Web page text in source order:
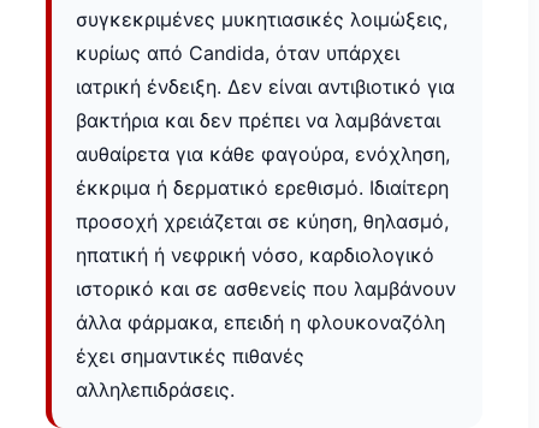
συγκεκριμένες μυκητιασικές λοιμώξεις,
κυρίως από Candida, όταν υπάρχει
ιατρική ένδειξη. Δεν είναι αντιβιοτικό για
βακτήρια και δεν πρέπει να λαμβάνεται
αυθαίρετα για κάθε φαγούρα, ενόχληση,
έκκριμα ή δερματικό ερεθισμό. Ιδιαίτερη
προσοχή χρειάζεται σε κύηση, θηλασμό,
ηπατική ή νεφρική νόσο, καρδιολογικό
ιστορικό και σε ασθενείς που λαμβάνουν
άλλα φάρμακα, επειδή η φλουκοναζόλη
έχει σημαντικές πιθανές
αλληλεπιδράσεις.